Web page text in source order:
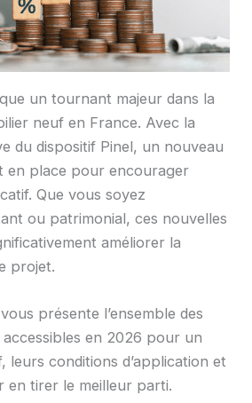
un tournant majeur dans la
neuf en France. Avec la
du dispositif Pinel, un nouveau
en place pour encourager
Que vous soyez
ou patrimonial, ces nouvelles
améliorer la
projet.
présente l’ensemble des
en 2026 pour un
leurs conditions d’application et
en tirer le meilleur parti.